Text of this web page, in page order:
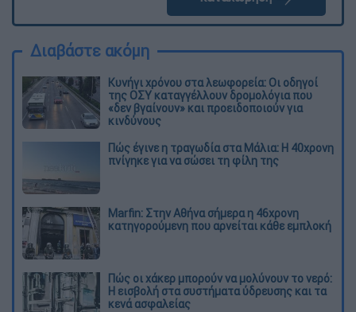
Διαβάστε ακόμη
Κυνήγι χρόνου στα λεωφορεία: Οι οδηγοί
της ΟΣΥ καταγγέλλουν δρομολόγια που
«δεν βγαίνουν» και προειδοποιούν για
κινδύνους
Πώς έγινε η τραγωδία στα Μάλια: Η 40χρονη
πνίγηκε για να σώσει τη φίλη της
Marfin: Στην Αθήνα σήμερα η 46χρονη
κατηγορούμενη που αρνείται κάθε εμπλοκή
Πώς οι χάκερ μπορούν να μολύνουν το νερό:
Η εισβολή στα συστήματα ύδρευσης και τα
κενά ασφαλείας